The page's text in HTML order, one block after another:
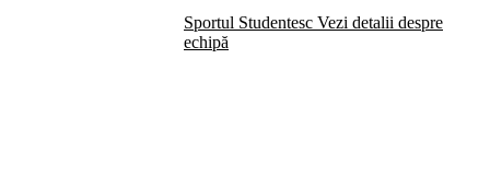
Sportul Studentesc Vezi detalii despre
echipă